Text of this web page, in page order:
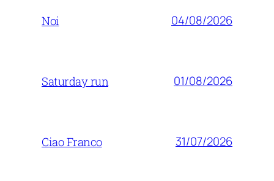
Noi 04/08/2026
Saturday run 01/08/2026
Ciao Franco 31/07/2026